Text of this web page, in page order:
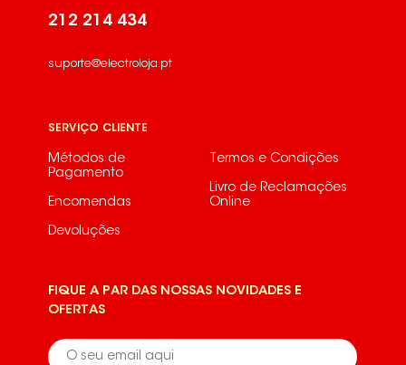
212 214 434
suporte@electroloja.pt
SERVIÇO CLIENTE
Métodos de
Pagamento
Encomendas
Devoluções
Termos e Condições
Livro de Reclamações
Online
FIQUE A PAR DAS NOSSAS NOVIDADES E
OFERTAS